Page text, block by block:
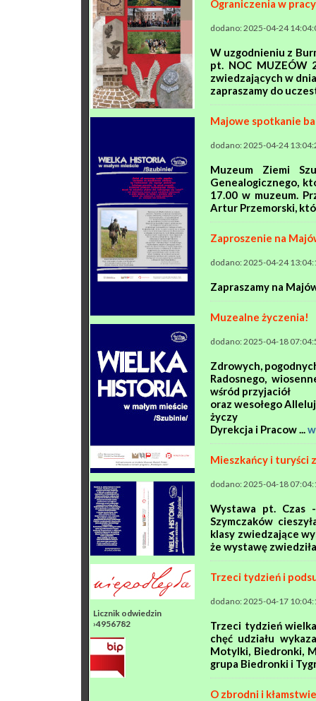
Licznik odwiedzin
›4956782
Ograniczenia w
dodano: 2025-04-24
W uzgodnieniu z
pt. NOC MUZEÓW
zwiedzających w
zapraszamy do
Majowe spotkanie
dodano: 2025-04-24
Muzeum Ziemi
Genealogicznego,
17.00 w muzeum.
Artur Przemorski,
Zaproszenie na
dodano: 2025-04-24
Zapraszamy na
Muzealne życzenia!
dodano: 2025-04-18
Zdrowych,
Radosnego,
wśród przyjaciół
oraz wesołego
życzy
Dyrekcja i Pracow ...
Mieszkańcy i turyści
dodano: 2025-04-18
Wystawa pt. Czas
Szymczaków
klasy zwiedzające
że wystawę
Trzeci tydzień i
dodano: 2025-04-17
Trzeci tydzień
chęć udziału
Motylki, Biedronki,
grupa Biedronki i
O zbrodni i